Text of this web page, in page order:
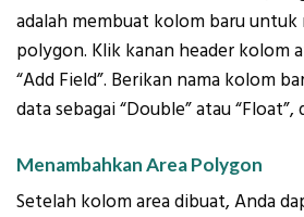
adalah membuat kolom baru untuk
polygon. Klik kanan header kolom
“Add Field”. Berikan nama kolom
data sebagai “Double” atau “Float”,
Menambahkan Area Polygon
Setelah kolom area dibuat, Anda